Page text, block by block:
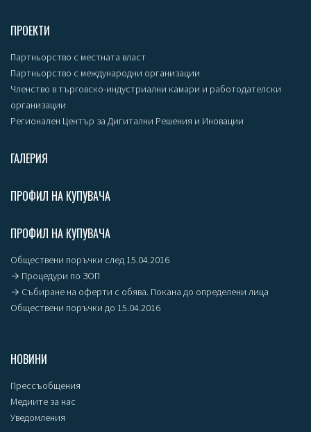
ПРОЕКТИ
Партньорство с местната власт
Партньорство с международни организации
Членство в търговско-индустриални камари и работодателски
организации
Регионален Център за Дигитални Решения и Иновации
ГАЛЕРИЯ
ПРОФИЛ НА КУПУВАЧА
ПРОФИЛ НА КУПУВАЧА
Обществени поръчки след 15.04.2016
→ Процедури по ЗОП
→ Събиране на оферти с обява. Покана до определени лица
Обществени поръчки до 15.04.2016
НОВИНИ
Прессъобщения
Медиите за нас
Уведомления